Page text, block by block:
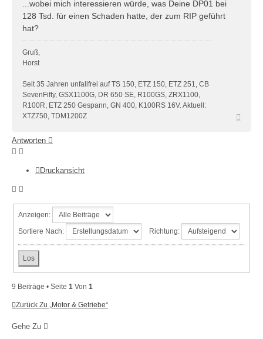
...wobei mich interessieren würde, was Deine DP01 bei
128 Tsd. für einen Schaden hatte, der zum RIP geführt
hat?
Gruß,
Horst
Seit 35 Jahren unfallfrei auf TS 150, ETZ 150, ETZ 251, CB
SevenFifty, GSX1100G, DR 650 SE, R100GS, ZRX1100,
R100R, ETZ 250 Gespann, GN 400, K100RS 16V. Aktuell:
XTZ750, TDM1200Z
Antworten
Druckansicht
Anzeigen:
Sortiere Nach:
Richtung:
9 Beiträge • Seite 1 Von 1
Zurück Zu „Motor & Getriebe“
Gehe Zu